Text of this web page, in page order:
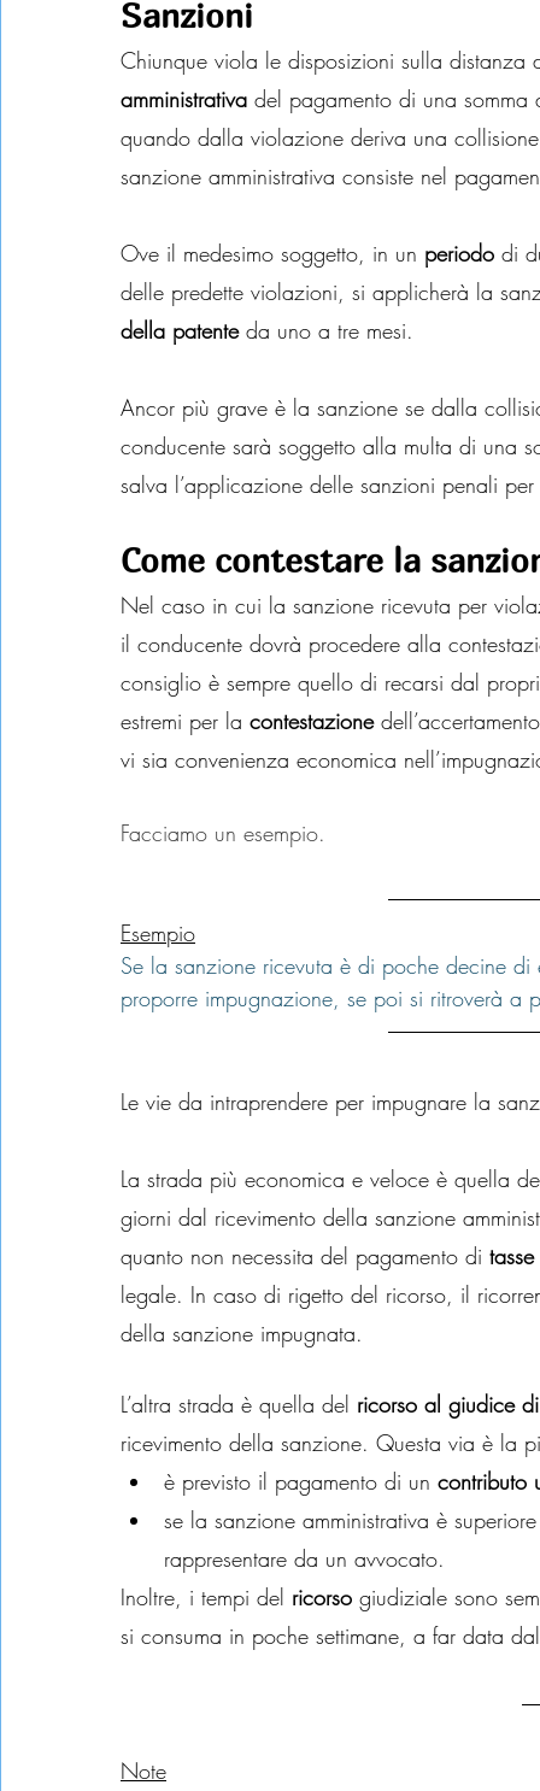
Sanzioni
Chiunque viola le disposizioni sulla
amministrativa del pagamento di una
quando dalla violazione deriva una
sanzione amministrativa consiste nel
Ove il medesimo soggetto, in un periodo di
delle predette violazioni, si applicherà la
della patente da uno a tre mesi.
Ancor più grave è la sanzione se dalla
conducente sarà soggetto alla multa di
salva l’applicazione delle sanzioni penali
Come contestare la
Nel caso in cui la sanzione ricevuta per
il conducente dovrà procedere alla
consiglio è sempre quello di recarsi dal
estremi per la contestazione
vi sia convenienza economica
Facciamo un esempio.
Esempio
Se la sanzione ricevuta è di poche decine
proporre impugnazione, se poi si ritroverà
Le vie da intraprendere per impugnare la
La strada più economica e veloce è quella
giorni dal ricevimento della sanzione
quanto non necessita del pagamento di tasse
legale. In caso di rigetto del ricorso, il
della sanzione impugnata.
L’altra strada è quella del ricorso al giudice
ricevimento della sanzione. Questa via è la
è previsto il pagamento di un contributo
se la sanzione amministrativa è
rappresentare da un avvocato.
Inoltre, i tempi del ricorso giudiziale sono
si consuma in poche settimane, a far data
Note